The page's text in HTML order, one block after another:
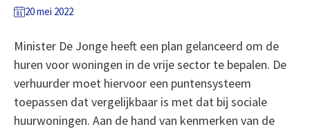
20 mei 2022
Minister De Jonge heeft een plan gelanceerd om de
huren voor woningen in de vrije sector te bepalen. De
verhuurder moet hiervoor een puntensysteem
toepassen dat vergelijkbaar is met dat bij sociale
huurwoningen. Aan de hand van kenmerken van de